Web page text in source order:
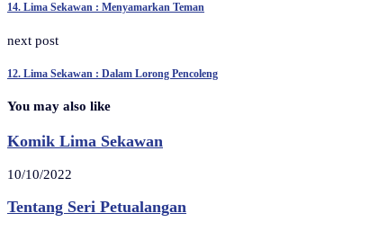
14. Lima Sekawan : Menyamarkan Teman
next post
12. Lima Sekawan : Dalam Lorong Pencoleng
You may also like
Komik Lima Sekawan
10/10/2022
Tentang Seri Petualangan